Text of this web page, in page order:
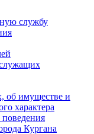
службу
об имуществе и
характера
Кургана